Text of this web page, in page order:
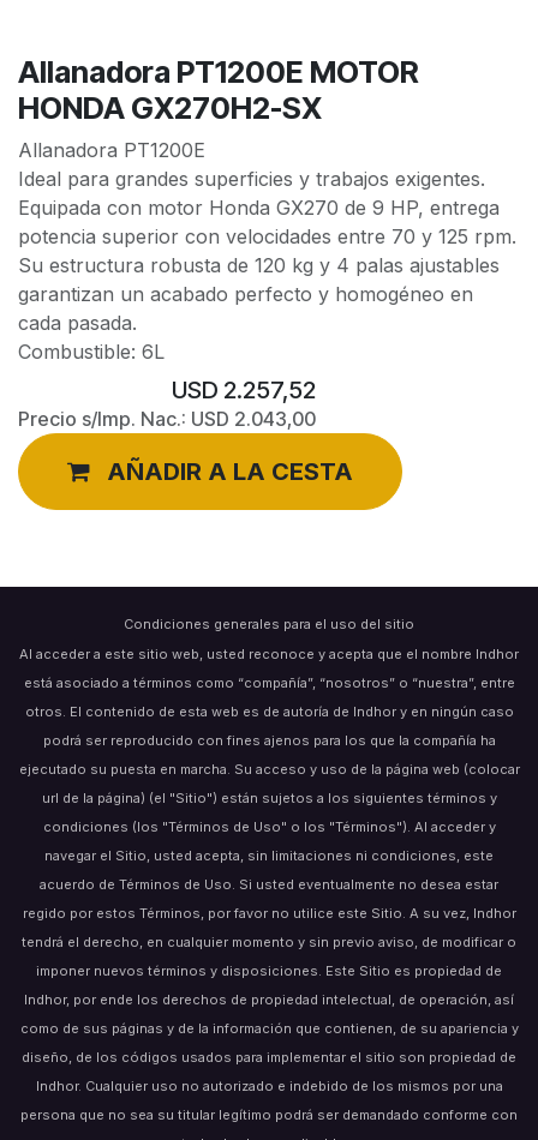
Allanadora PT1200E MOTOR
HONDA GX270H2-SX
Allanadora PT1200E
Ideal para grandes superficies y trabajos exigentes.
Equipada con motor Honda GX270 de 9 HP, entrega
potencia superior con velocidades entre 70 y 125 rpm.
Su estructura robusta de 120 kg y 4 palas ajustables
garantizan un acabado perfecto y homogéneo en
cada pasada.
Combustible: 6L
USD 2.257,52
Precio s/Imp. Nac.: USD 2.043,00
AÑADIR A LA CESTA
Condiciones generales para el uso del sitio
Al acceder a este sitio web, usted reconoce y acepta que el nombre Indhor
está asociado a términos como “compañía”, “nosotros” o “nuestra”, entre
otros. El contenido de esta web es de autoría de Indhor y en ningún caso
podrá ser reproducido con fines ajenos para los que la compañía ha
ejecutado su puesta en marcha. Su acceso y uso de la página web (colocar
url de la página) (el "Sitio") están sujetos a los siguientes términos y
condiciones (los "Términos de Uso" o los "Términos"). Al acceder y
navegar el Sitio, usted acepta, sin limitaciones ni condiciones, este
acuerdo de Términos de Uso. Si usted eventualmente no desea estar
regido por estos Términos, por favor no utilice este Sitio. A su vez, Indhor
tendrá el derecho, en cualquier momento y sin previo aviso, de modificar o
imponer nuevos términos y disposiciones. Este Sitio es propiedad de
Indhor, por ende los derechos de propiedad intelectual, de operación, así
como de sus páginas y de la información que contienen, de su apariencia y
diseño, de los códigos usados para implementar el sitio son propiedad de
Indhor. Cualquier uso no autorizado e indebido de los mismos por una
persona que no sea su titular legítimo podrá ser demandado conforme con